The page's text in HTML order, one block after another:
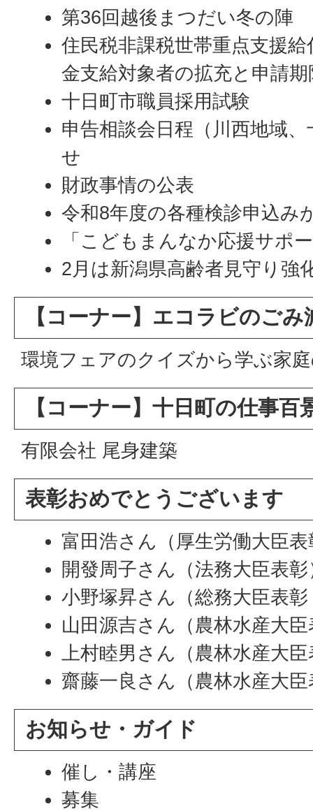
第36回越後まつだい冬の陣
住民税非課税世帯重点支援
金支給対象者の拡充と申請
十日町市職員採用試験
申告相談会日程（川西地域
せ
財政事情の公表
令和8年度の各種検診申込み
「こどもまんなか応援サポ
2月は新潟県高齢者見守り強
【コーナー】エコラビのごみ
環境フェアのクイズから学ぶ家
【コーナー】十日町の仕事百
有限会社 尾身建築
表彰おめでとうございます
富田浩さん（厚生労働大臣表
開發周子さん（法務大臣表彰
小野塚昇さん（総務大臣表
山田源吉さん（農林水産大
上村睦男さん（農林水産大
齋藤一良さん（農林水産大
お知らせ・ガイド
催し・講座
募集